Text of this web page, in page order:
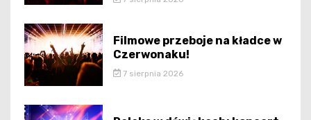
Filmowe przeboje na kładce w
Czerwonaku!
7 sierpnia 2026